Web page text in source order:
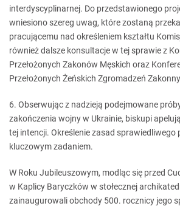
interdyscyplinarnej. Do przedstawionego
wniesiono szereg uwag, które zostaną
pracującemu nad określeniem kształtu
również dalsze konsultacje w tej sprawie z
Przełożonych Zakonów Męskich oraz
Przełożonych Żeńskich Zgromadzeń
6. Obserwując z nadzieją podejmowane
zakończenia wojny w Ukrainie, biskupi
tej intencji. Określenie zasad sprawiedliwego
kluczowym zadaniem.
W Roku Jubileuszowym, modląc się przed
w Kaplicy Baryczków w stołecznej
zainaugurowali obchody 500. rocznicy jego